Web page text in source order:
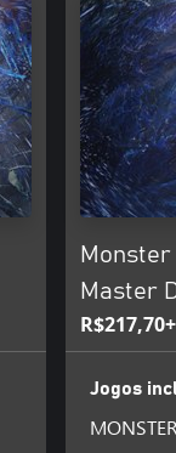
Master
R$217,70+
Jogos